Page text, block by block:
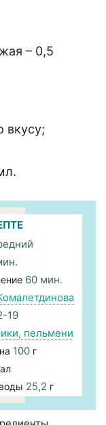
– 0,5
вкусу;
60 мин.
19
пельмени
100г
25,2 г